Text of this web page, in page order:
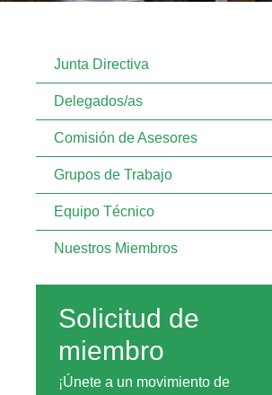
Junta Directiva
Delegados/as
Comisión de Asesores
Grupos de Trabajo
Equipo Técnico
Nuestros Miembros
Solicitud de
miembro
¡Únete a un movimiento de